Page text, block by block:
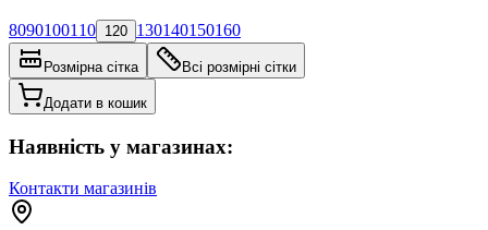
8090100110 120 130140150160
Розмірна сітка Всі розмірні сітки
Додати в кошик
Наявність у магазинах:
Контакти магазинів